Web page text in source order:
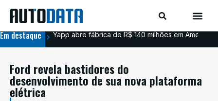
Em destaque Yapp abre fábrica de R$ 140 milhões em
Ford revela bastidores do
desenvolvimento de sua nova plataforma
elétrica